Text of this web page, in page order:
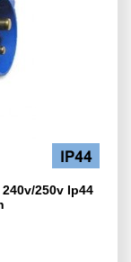
250v Ip44